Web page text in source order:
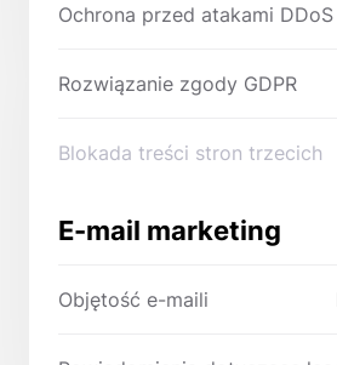
Ochrona przed atakami DDoS
Rozwiązanie zgody GDPR
Blokada treści stron trzecich
E-mail marketing
Objętość e-maili